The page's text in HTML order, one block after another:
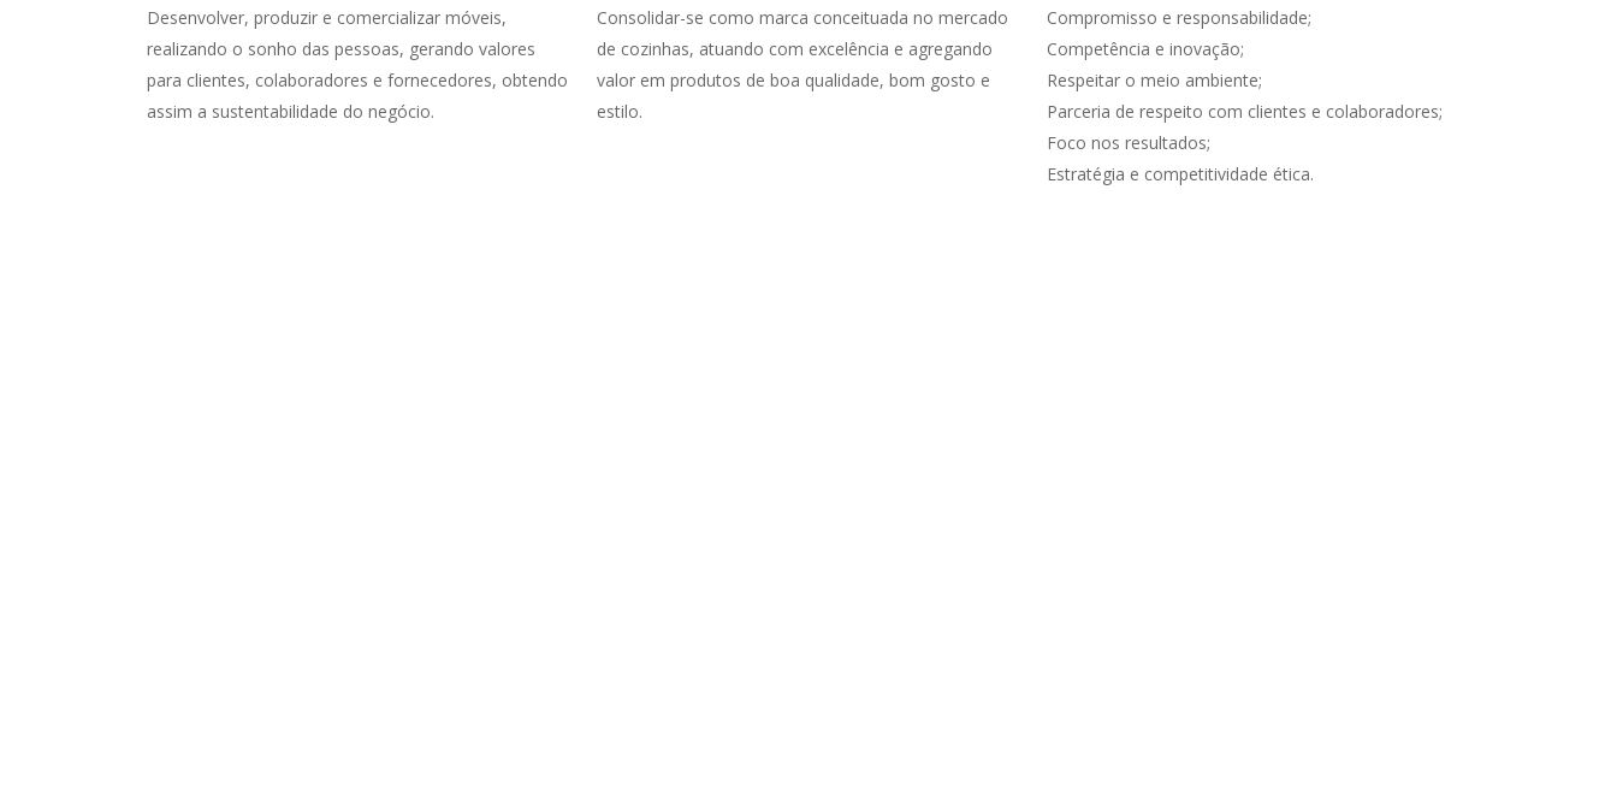
Desenvolver, produzir e comercializar móveis,
realizando o sonho das pessoas, gerando valores
para clientes, colaboradores e fornecedores, obtendo
assim a sustentabilidade do negócio.
Consolidar-se como marca conceituada no mercado
de cozinhas, atuando com excelência e agregando
valor em produtos de boa qualidade, bom gosto e
estilo.
Compromisso e responsabilidade;
Competência e inovação;
Respeitar o meio ambiente;
Parceria de respeito com clientes e colaboradores;
Foco nos resultados;
Estratégia e competitividade ética.